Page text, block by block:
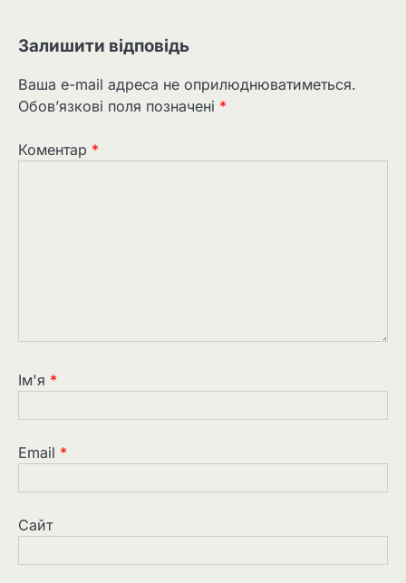
Залишити відповідь
Ваша e-mail адреса не оприлюднюватиметься.
Обов’язкові поля позначені *
Коментар *
Ім'я *
Email *
Сайт